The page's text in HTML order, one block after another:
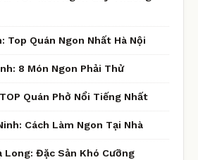
Top Quán Ngon Nhất Hà Nội
8 Món Ngon Phải Thử
Quán Phở Nổi Tiếng Nhất
Cách Làm Ngon Tại Nhà
Long: Đặc Sản Khó Cưỡng